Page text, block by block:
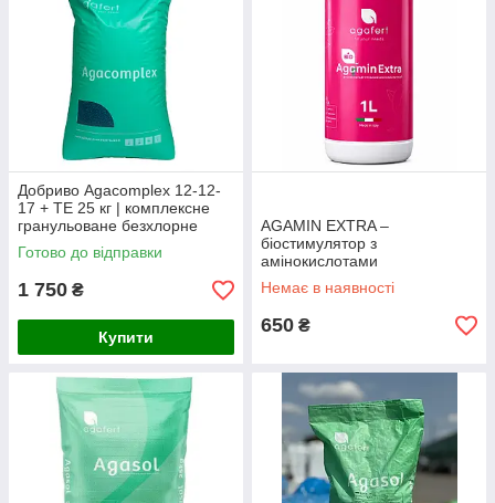
Добриво Agacomplex 12-12-
17 + TE 25 кг | комплексне
гранульоване безхлорне
NPK-добриво з магнієм,
сіркою та мікроелементами,
Готово до відправки
1 750 ₴
Купити
AGAMIN EXTRA –
біостимулятор з
амінокислотами
Немає в наявності
650 ₴